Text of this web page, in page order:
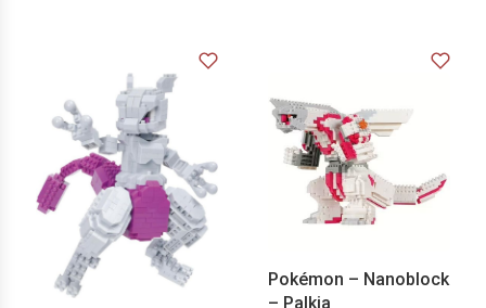
Pokémon – Nanoblock
– Palkia